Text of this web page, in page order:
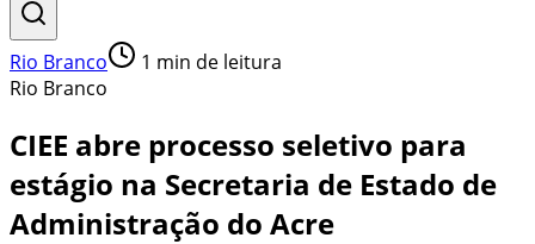
Rio Branco 1 min de leitura
Rio Branco
CIEE abre processo seletivo para
estágio na Secretaria de Estado de
Administração do Acre